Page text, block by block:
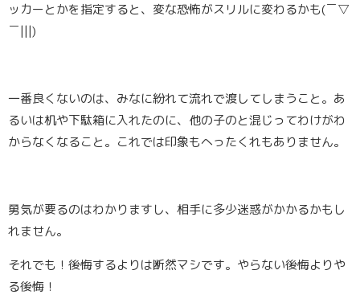
ッカーとかを指定すると、変な恐怖がスリルに変わるかも(￣▽
￣|||)
一番良くないのは、みなに紛れて流れで渡してしまうこと。 あ
るいは机や下駄箱に入れたのに、他の子のと混じってわけがわ
からなくなること。これでは印象もへったくれもありません。
勇気が要るのはわかりますし、相手に多少迷惑がかかるかもし
れません。
それでも！後悔するよりは断然マシです。やらない後悔よりや
る後悔！